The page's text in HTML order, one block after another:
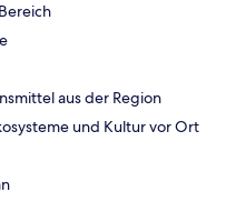
aus der Region
und Kultur vor Ort